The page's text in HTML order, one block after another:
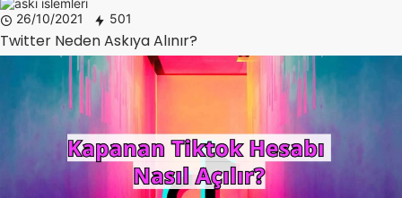
26/10/2021 501
Twitter Neden Askıya Alınır?